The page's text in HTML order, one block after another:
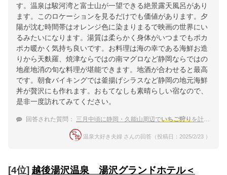
す。温泉は駿河湾と富士山が一望できる絶景露天風呂があり
ます。このロケーションを見るだけでも価値があります。夕
陽が沈む時間帯はオレンジ色に染まりまるで映画の世界にい
るみたいになります。湯質は柔らかく身体がいつまでもポカ
ポカ暖かく気持ち良いです。お料理は海の幸である海鮮お造
りから天麩羅、焼津ならではの南マグロなど静岡ならではの
地産地消の旬な料理が堪能できます。地酒が合わせると最高
です。朝食バイキングでは釜揚げシラスなど静岡の地元海鮮
丼が贅沢にも作れます。おもてなしも素晴らしい宿なので、
是非一度訪れてみてください。
回答された質問： 三月中頃に静岡・久能山周辺でいちご狩りを計画しています。周辺に良い温泉宿ありますか？
温泉大好き夫婦 さんの回答（投稿日：2025/2/23 ）
[4位] 越後湯沢温泉 湯沢グランドホテル＜